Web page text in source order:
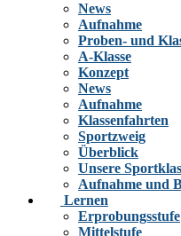
News
Aufnahme
Proben- und
A-Klasse
Konzept
News
Aufnahme
Klassenfahrten
Sportzweig
Überblick
Unsere
Aufnahme und
Lernen
Erprobungsstufe
Mittelstufe